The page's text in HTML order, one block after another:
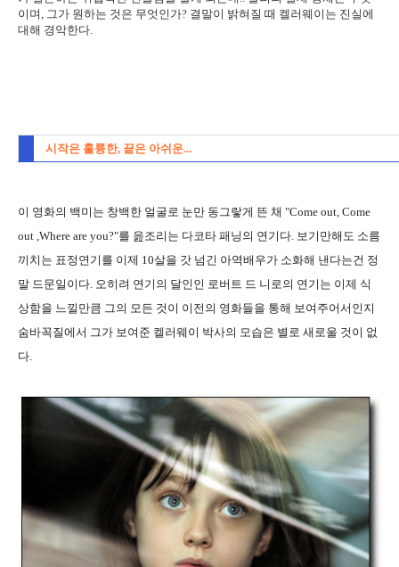
이며, 그가 원하는 것은 무엇인가? 결말이 밝혀질 때 켈러웨이는 진실에
대해 경악한다.
시작은 훌륭한, 끝은 아쉬운...
이 영화의 백미는 창백한 얼굴로 눈만 동그랗게 뜬 채 "Come out, Come
out ,Where are you?"를 읊조리는 다코타 패닝의 연기다. 보기만해도 소름
끼치는 표정연기를 이제 10살을 갓 넘긴 아역배우가 소화해 낸다는건 정
말 드문일이다. 오히려 연기의 달인인 로버트 드 니로의 연기는 이제 식
상함을 느낄만큼 그의 모든 것이 이전의 영화들을 통해 보여주어서인지
숨바꼭질에서 그가 보여준 켈러웨이 박사의 모습은 별로 새로울 것이 없
다.